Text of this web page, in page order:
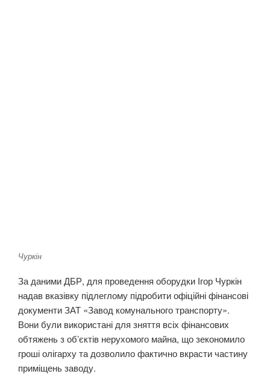
Чуркін
За даними ДБР, для проведення оборудки Ігор Чуркін
надав вказівку підлеглому підробити офіційні фінансові
документи ЗАТ «Завод комунального транспорту».
Вони були використані для зняття всіх фінансових
обтяжень з об’єктів нерухомого майна, що зекономило
гроші олігарху та дозволило фактично вкрасти частину
приміщень заводу.